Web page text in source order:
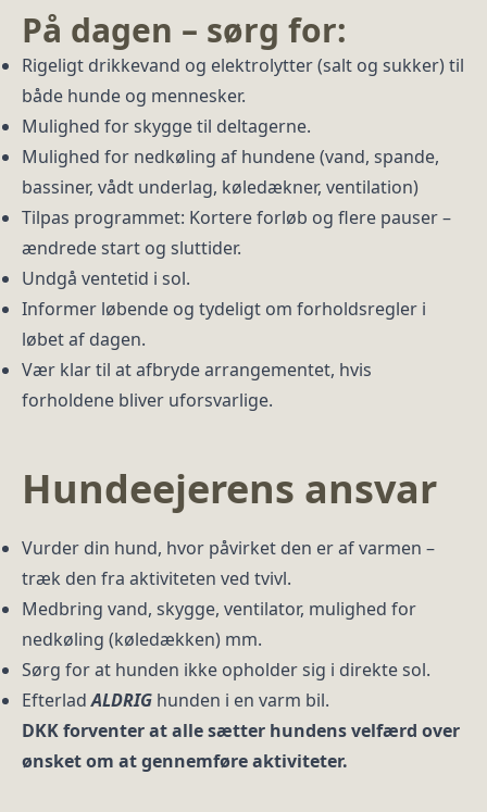
På dagen – sørg for:
Rigeligt drikkevand og elektrolytter (salt og sukker) til
både hunde og mennesker.
Mulighed for skygge til deltagerne.
Mulighed for nedkøling af hundene (vand, spande,
bassiner, vådt underlag, køledækner, ventilation)
Tilpas programmet: Kortere forløb og flere pauser –
ændrede start og sluttider.
Undgå ventetid i sol.
Informer løbende og tydeligt om forholdsregler i
løbet af dagen.
Vær klar til at afbryde arrangementet, hvis
forholdene bliver uforsvarlige.
Hundeejerens ansvar
Vurder din hund, hvor påvirket den er af varmen –
træk den fra aktiviteten ved tvivl.
Medbring vand, skygge, ventilator, mulighed for
nedkøling (køledækken) mm.
Sørg for at hunden ikke opholder sig i direkte sol.
EfterladALDRIG hunden i en varm bil.
DKK forventer at alle sætter hundens velfærd over
ønsket om at gennemføre aktiviteter.